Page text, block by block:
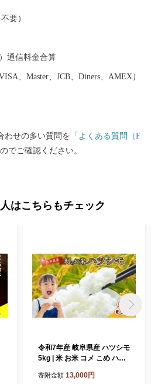
要）
通信料金合算
、Master、JCB、Diners、AMEX）
わせの多い質問を 「よくある質問（F
でご確認ください。
はこちらもチェック
令和7年産 岐阜県産 ハツシモ
5kg | 米 お米 コメ こめ ハツ
にぎり お弁当 白米 精米 ブラ
寄附金額 13,000円